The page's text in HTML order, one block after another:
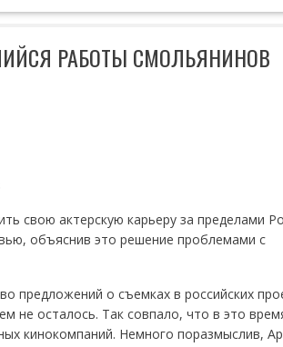
лишившийся работы Смольянинов
РАБОТЫ СМОЛЬЯНИНОВ
свою актерскую карьеру за пределами
объяснив это решение проблемами с
предложений о съемках в российских
не осталось. Так совпало, что в это
кинокомпаний. Немного поразмыслив,